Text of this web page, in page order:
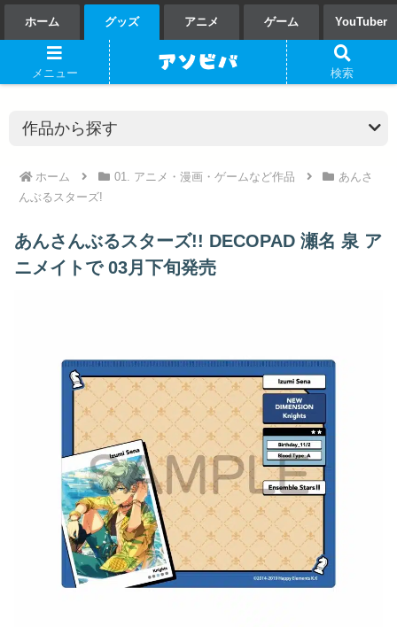
ホーム グッズ アニメ ゲーム YouTuber
ホーム 01. アニメ・漫画・ゲームなど作品
あんさ
んぶるスターズ!
あんさんぶるスターズ!! DECOPAD 瀬名 泉 ア
ニメイトで 03月下旬発売
メニュー 検索